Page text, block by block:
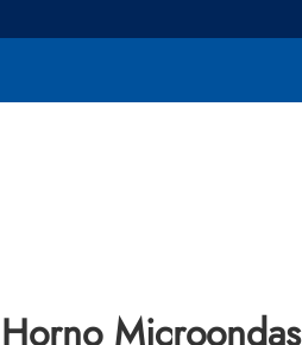
Horno Microondas